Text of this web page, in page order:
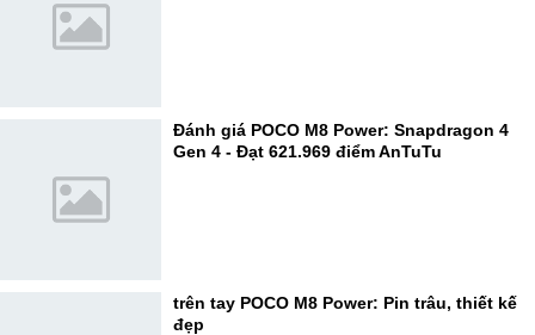
Đánh giá POCO M8 Power: Snapdragon 4
Gen 4 - Đạt 621.969 điểm AnTuTu
trên tay POCO M8 Power: Pin trâu, thiết kế
đẹp